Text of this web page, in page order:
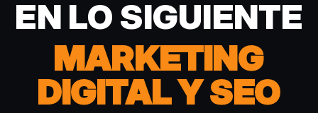
EN LO SIGUIENTE
MARKETING
DIGITAL Y SEO